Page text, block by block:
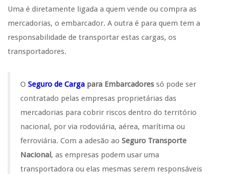
Uma é diretamente ligada a quem vende ou compra as
mercadorias, o embarcador. A outra é para quem tem a
responsabilidade de transportar estas cargas, os
transportadores.
O Seguro de Carga para Embarcadores só pode ser
contratado pelas empresas proprietárias das
mercadorias para cobrir riscos dentro do território
nacional, por via rodoviária, aérea, marítima ou
ferroviária. Com a adesão ao Seguro Transporte
Nacional, as empresas podem usar uma
transportadora ou elas mesmas serem responsáveis